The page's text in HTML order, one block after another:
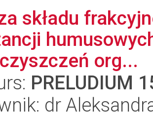
składu
org...
PRELUDIUM
dr